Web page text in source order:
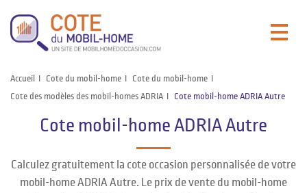
Accueil Cote du mobil-home
Cote du mobil-home
Cote des modèles des mobil-homes ADRIA
Cote mobil-home ADRIA Autre
Cote mobil-home ADRIA Autre
Calculez gratuitement la cote occasion personnalisée de votre
mobil-home ADRIA Autre. Le prix de vente du mobil-home